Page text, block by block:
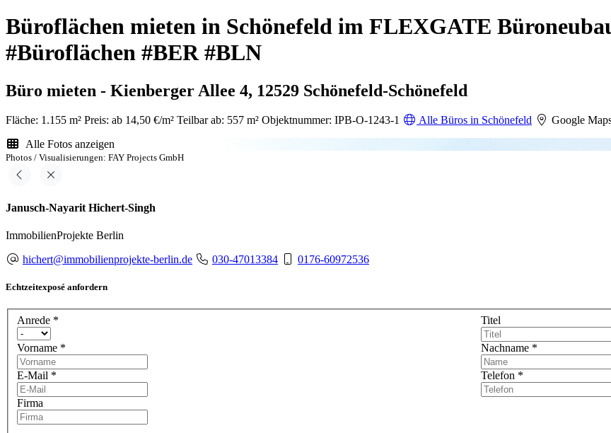
Büroflächen mieten in Schönefeld im FLEXGATE
#Büroflächen #BER #BLN
Büro mieten - Kienberger Allee 4, 12529 Schönefeld-Schönefeld
Fläche: 1.155 m² Preis: ab 14,50 €/m² Teilbar ab: 557 m² Objektnummer: IPB-O-1243-1 Alle Büros in Schönefeld
Google
Alle Fotos anzeigen
Photos / Visualisierungen: FAY Projects GmbH
Janusch-Nayarit Hichert-Singh
ImmobilienProjekte Berlin
hichert@immobilienprojekte-berlin.de
030-47013384 0176-60972536
Echtzeitexposé anfordern
Anrede * Titel
Vorname * Nachname *
E-Mail * Telefon *
Firma